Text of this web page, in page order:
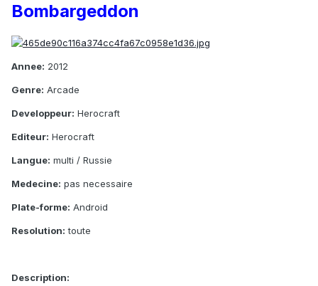
Bombargeddon
Annee: 2012
Genre: Arcade
Developpeur: Herocraft
Editeur: Herocraft
Langue: multi / Russie
Medecine: pas necessaire
Plate-forme: Android
Resolution: toute
Description: